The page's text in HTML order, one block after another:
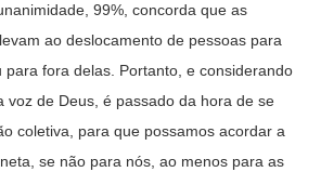
99%, concorda que as
ao deslocamento de pessoas para
para fora delas. Portanto, e considerando
voz de Deus, é passado da hora de se
coletiva, para que possamos acordar a
se não para nós, ao menos para as